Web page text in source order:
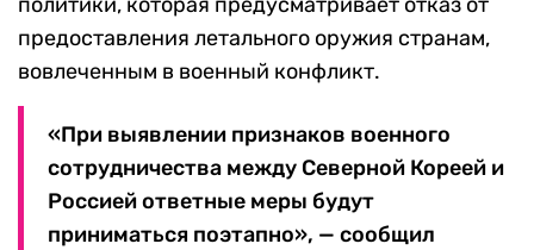
предоставления летального оружия странам,
вовлеченным в военный конфликт.
«При выявлении признаков военного
сотрудничества между Северной Кореей и
Россией ответные меры будут
приниматься поэтапно», — сообщил